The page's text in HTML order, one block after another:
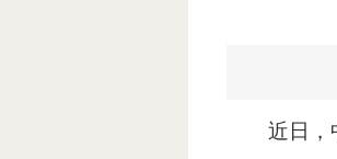
近日，